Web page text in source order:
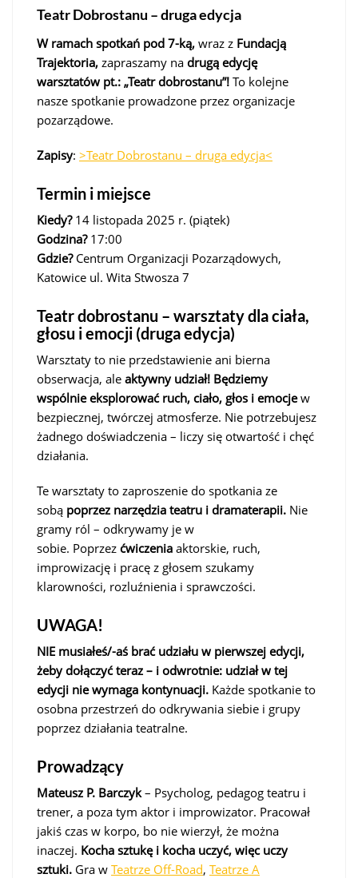
Teatr Dobrostanu – druga edycja
W ramach spotkań pod 7-ką, wraz z Fundacją
Trajektoria, zapraszamy na drugą edycję
warsztatów pt.: „Teatr dobrostanu”! To kolejne
nasze spotkanie prowadzone przez organizacje
pozarządowe.
Zapisy: >Teatr Dobrostanu – druga edycja<
Termin i miejsce
Kiedy?14 listopada 2025 r. (piątek)
Godzina?17:00
Gdzie? Centrum Organizacji Pozarządowych,
Katowice ul. Wita Stwosza 7
Teatr dobrostanu – warsztaty dla ciała,
głosu i emocji (druga edycja)
Warsztaty to nie przedstawienie ani bierna
obserwacja, ale aktywny udział! Będziemy
wspólnie eksplorować ruch, ciało, głos i emocjew
bezpiecznej, twórczej atmosferze. Nie potrzebujesz
żadnego doświadczenia – liczy się otwartość i chęć
działania.
Te warsztaty to zaproszenie do spotkania ze
sobą poprzez narzędzia teatru i dramaterapii. Nie
gramy ról – odkrywamy je w
sobie. Poprzez ćwiczenia aktorskie, ruch,
improwizację i pracę z głosem szukamy
klarowności, rozluźnienia i sprawczości.
UWAGA!
NIE musiałeś/-aś brać udziału w pierwszej edycji,
żeby dołączyć teraz – i odwrotnie: udział w tej
edycji nie wymaga kontynuacji. Każde spotkanie to
osobna przestrzeń do odkrywania siebie i grupy
poprzez działania teatralne.
Prowadzący
Mateusz P. Barczyk– Psycholog, pedagog teatru i
trener, a poza tym aktor i improwizator. Pracował
jakiś czas w korpo, bo nie wierzył, że można
inaczej. Kocha sztukę i kocha uczyć, więc uczy
sztuki. Gra w Teatrze Off-Road, Teatrze A